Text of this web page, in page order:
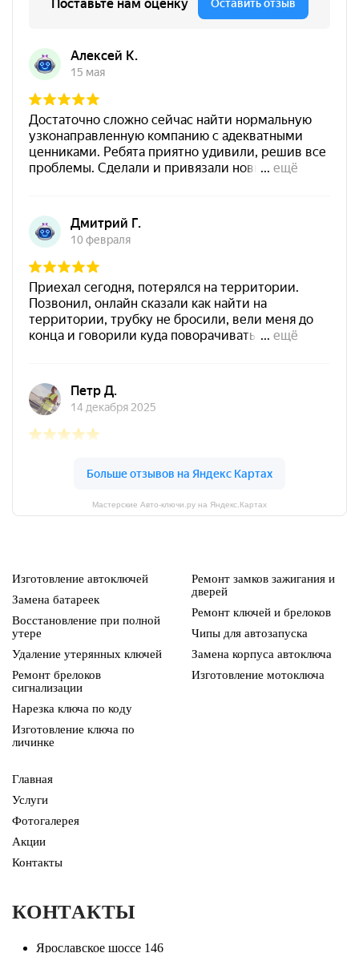
Мастерские Авто-ключи.ру на Яндекс.Картах
Изготовление автоключей
Замена батареек
Восстановление при полной
утере
Удаление утерянных ключей
Ремонт брелоков
сигнализации
Нарезка ключа по коду
Изготовление ключа по
личинке
Ремонт замков зажигания и
дверей
Ремонт ключей и брелоков
Чипы для автозапуска
Замена корпуса автоключа
Изготовление мотоключа
Главная
Услуги
Фотогалерея
Акции
Контакты
КОНТАКТЫ
Ярославское шоссе 146